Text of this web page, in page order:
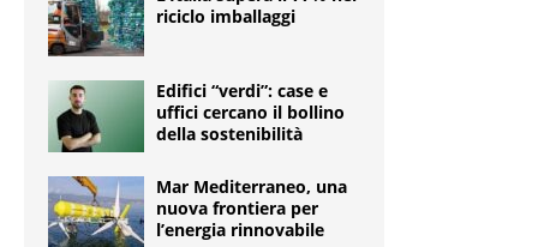
riciclo imballaggi
Edifici “verdi”: case e
uffici cercano il bollino
della sostenibilità
Mar Mediterraneo, una
nuova frontiera per
l’energia rinnovabile